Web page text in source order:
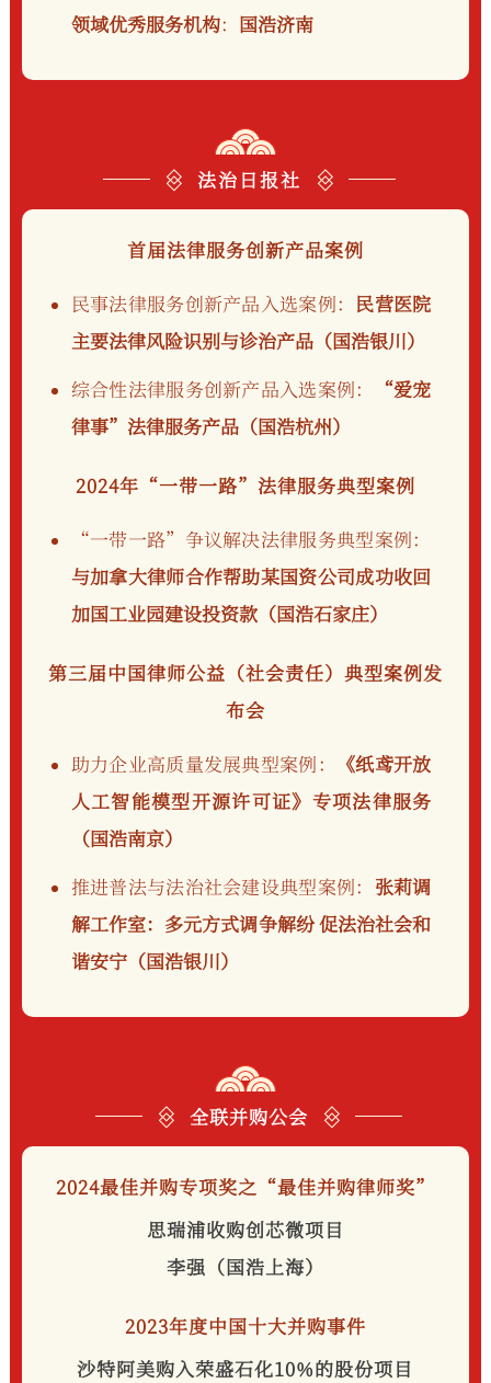
领域优秀服务机构： 国浩济南
法治日报社
首届法律服务创新产品案例
民事法律服务创新产品入选案例： 民营医院
主要法律风险识别与诊治产品（国浩银川）
综合性法律服务创新产品入选案例：
“爱宠
律事”法律服务产品（国浩杭州）
2024年“一带一路”法律服务典型案例
“一带一路”争议解决法律服务典型案例：
与加拿大律师合作帮助某国资公司成功收回
加国工业园建设投资款（国浩石家庄）
第三届中国律师公益（社会责任）典型案例发
布会
助力企业高质量发展典型案例：
《纸鸢开放
人工智能模型开源许可证》专项法律服务
（国浩南京）
推进普法与法治社会建设典型案例： 张莉调
解工作室：多元方式调争解纷 促法治社会和
谐安宁（国浩银川）
全联并购公会
2024最佳并购专项奖之“最佳并购律师奖”
思瑞浦收购创芯微项目
李强（国浩上海）
2023年度中国十大并购事件
沙特阿美购入荣盛石化10%的股份项目